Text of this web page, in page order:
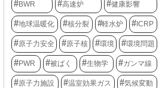
BWR 高速炉 健康影響
地球温暖化 核分裂 軽水炉 ICRP
原子力安全 原子核 環境 環境問題
PWR 被ばく 生物学 ガンマ線
原子力施設 温室効果ガス 気候変動